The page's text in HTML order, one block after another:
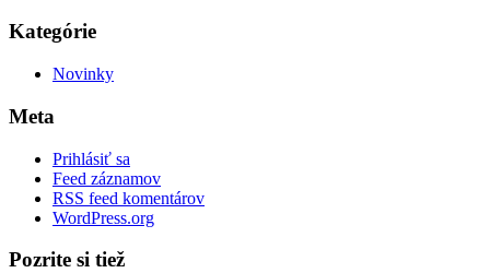
Kategórie
Novinky
Meta
Prihlásiť sa
Feed záznamov
RSS feed komentárov
WordPress.org
Pozrite si tiež